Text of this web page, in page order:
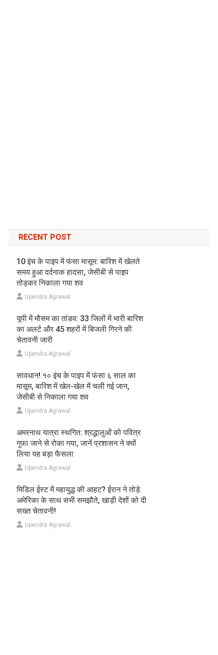
RECENT POST
10 इंच के पाइप में फंसा मासूम: बारिश में खेलते
समय हुआ दर्दनाक हादसा, जेसीबी से पाइप
तोड़कर निकाला गया शव
Upendra Agrawal
यूपी में मौसम का तांडव: 33 जिलों में भारी बारिश
का अलर्ट और 45 शहरों में बिजली गिरने की
चेतावनी जारी
Upendra Agrawal
सावधान! १० इंच के पाइप में फंसा ६ साल का
मासूम, बारिश में खेल-खेल में चली गई जान,
जेसीबी से निकाला गया शव
Upendra Agrawal
अमरनाथ यात्रा स्थगित: श्रद्धालुओं को पवित्र
गुफा जाने से रोका गया, जानें प्रशासन ने क्यों
लिया यह बड़ा फैसला
Upendra Agrawal
मिडिल ईस्ट में महायुद्ध की आहट? ईरान ने तोड़े
अमेरिका के साथ सभी समझौते, खाड़ी देशों को दी
सख्त चेतावनी!
Upendra Agrawal